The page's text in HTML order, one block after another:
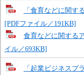
「食育などに関す
[PDFファイル／191KB]
食育などに関する
イル／693KB]
「起業ビジネスプ